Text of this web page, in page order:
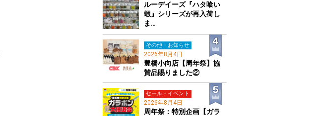
ルーデイーズ『ハタ喰い
蝦』シリーズが再入荷し
ま…
その他・お知らせ
2026年8月4日
豊橋小向店【周年祭】協
賛品賜りました②
セール・イベント
2026年8月4日
周年祭：特別企画【ガラ